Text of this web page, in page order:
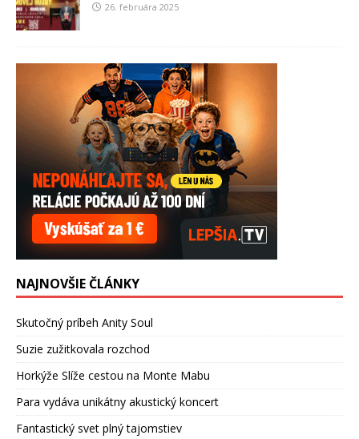
26. februára 2025
NAJNOVŠIE ČLÁNKY
Skutočný príbeh Anity Soul
Suzie zužitkovala rozchod
Horkýže Slíže cestou na Monte Mabu
Para vydáva unikátny akustický koncert
Fantastický svet plný tajomstiev